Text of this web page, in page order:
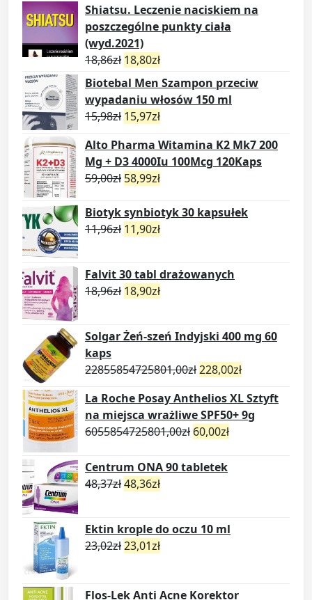
Shiatsu. Leczenie naciskiem na
poszczególne punkty ciała
(wyd.2021)
18,86zł 18,80zł
Biotebal Men Szampon przeciw
wypadaniu włosów 150 ml
15,98zł 15,97zł
Alto Pharma Witamina K2 Mk7 200
Mg + D3 4000Iu 100Mcg 120Kaps
59,00zł 58,99zł
Biotyk synbiotyk 30 kapsułek
11,96zł 11,90zł
Falvit 30 tabl drażowanych
18,96zł 18,90zł
Solgar Żeń-szeń Indyjski 400 mg 60
kaps
22855854725801,00zł228,00zł
La Roche Posay Anthelios XL Sztyft
na miejsca wrażliwe SPF50+ 9g
6055854725801,00zł 60,00zł
Centrum ONA 90 tabletek
48,37zł48,36zł
Ektin krople do oczu 10 ml
23,02zł23,01zł
Flos-Lek Anti Acne Korektor